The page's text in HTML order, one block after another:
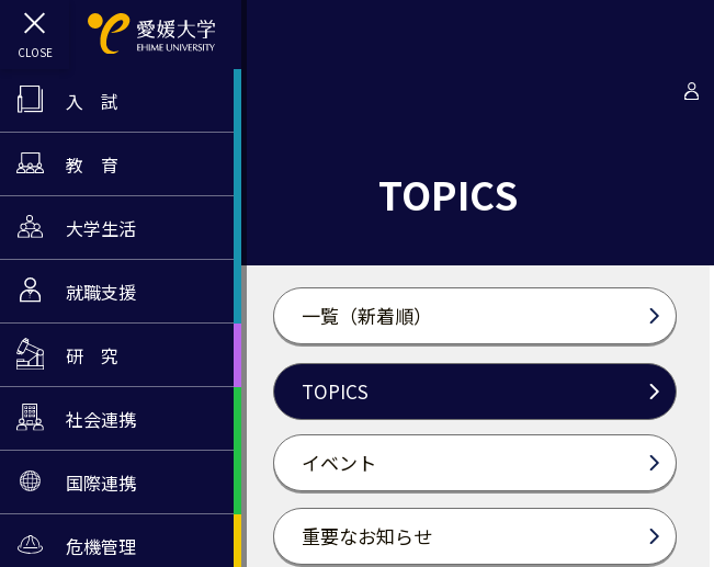
入 試
教 育
大学生活
就職支援
研 究
社会連携
国際連携
危機管理
TOPICS
一覧（新着順）
TOPICS
イベント
重要なお知らせ